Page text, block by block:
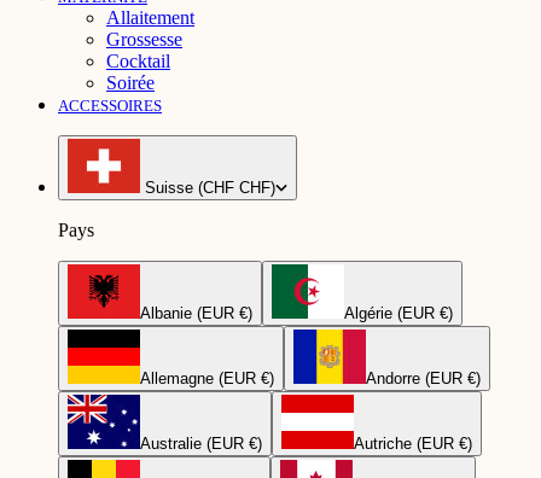
Allaitement
Grossesse
Cocktail
Soirée
ACCESSOIRES
Suisse (CHF CHF)
Pays
Albanie (EUR €) Algérie (EUR €)
Allemagne (EUR €) Andorre (EUR €)
Australie (EUR €) Autriche (EUR €)